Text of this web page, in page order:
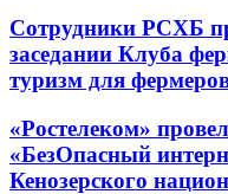
Сотрудники РСХБ
заседании Клуба
туризм для
«Ростелеком»
«БезОпасный
Кенозерского